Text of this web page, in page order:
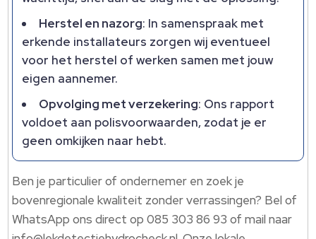
Herstel en nazorg: In samenspraak met
erkende installateurs zorgen wij eventueel
voor het herstel of werken samen met jouw
eigen aannemer.
Opvolging met verzekering: Ons rapport
voldoet aan polisvoorwaarden, zodat je er
geen omkijken naar hebt.
Ben je particulier of ondernemer en zoek je
bovenregionale kwaliteit zonder verrassingen? Bel of
WhatsApp ons direct op 085 303 86 93 of mail naar